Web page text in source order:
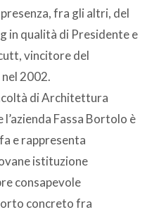
fra gli altri, del
in qualità di Presidente e
vincitore del
2002.
di Architettura
Fassa Bortolo è
e rappresenta
istituzione
consapevole
concreto fra